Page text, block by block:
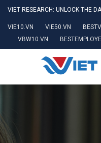
VIET RESEARCH: UNLOCK THE
VIE10.VN VIE50.VN
VBW10.VN